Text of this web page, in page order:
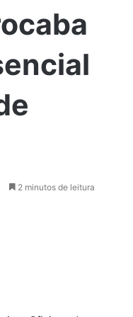
2 minutos de leitura